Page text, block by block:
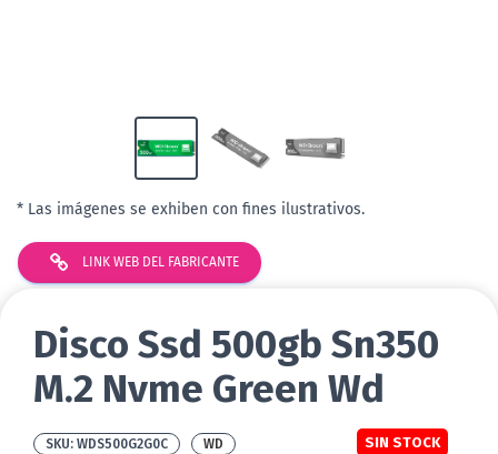
* Las imágenes se exhiben con fines ilustrativos.
LINK WEB DEL FABRICANTE
Disco Ssd 500gb Sn350
M.2 Nvme Green Wd
WDS500G2G0C SIN STOCK
WD